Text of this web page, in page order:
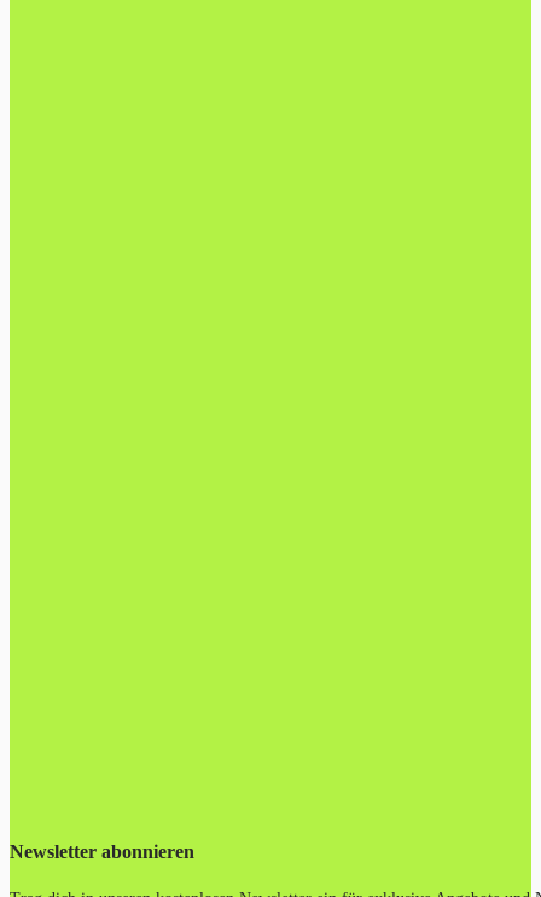
Newsletter abonnieren